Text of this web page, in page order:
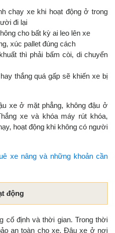
chạy xe khi hoạt động ở trong
đi lại
cho bất kỳ ai leo lên xe
xúc pallet đúng cách
thì phải bấm còi, di chuyển
thắng quá gấp sẽ khiến xe bị
xe ở mặt phẳng, không đậu ở
xe và khóa máy rút khóa,
hoạt động khi không có người
xe nâng và những khoản cần
động
cố định và thời gian. Trong thời
an toàn cho xe. Đậu xe ở nơi